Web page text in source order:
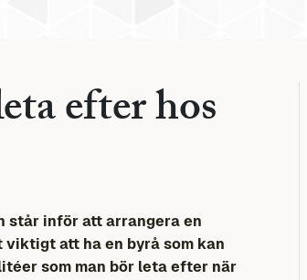
efter hos
står inför att arrangera en
viktigt att ha en byrå som kan
som man bör leta efter när